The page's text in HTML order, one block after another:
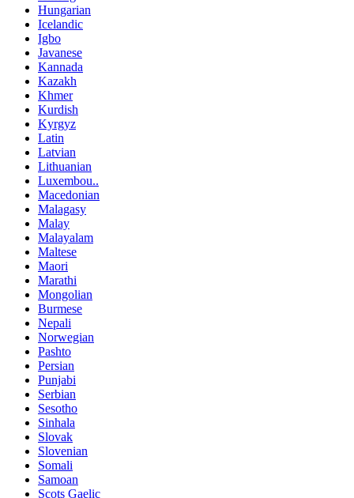
Hungarian
Icelandic
Igbo
Javanese
Kannada
Kazakh
Khmer
Kurdish
Kyrgyz
Latin
Latvian
Lithuanian
Luxembou..
Macedonian
Malagasy
Malay
Malayalam
Maltese
Maori
Marathi
Mongolian
Burmese
Nepali
Norwegian
Pashto
Persian
Punjabi
Serbian
Sesotho
Sinhala
Slovak
Slovenian
Somali
Samoan
Scots Gaelic